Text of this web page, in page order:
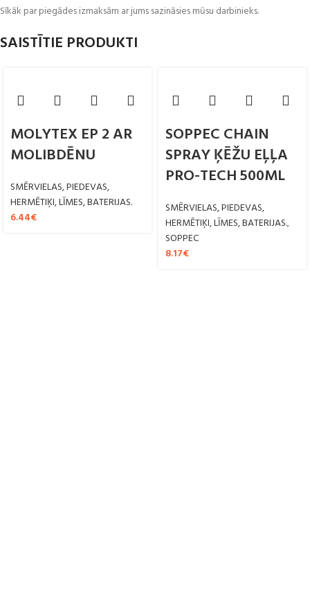
Sīkāk par piegādes izmaksām ar jums sazināsies mūsu darbinieks.
SAISTĪTIE PRODUKTI
MOLYTEX EP 2 AR
MOLIBDĒNU
SMĒRVIELAS, PIEDEVAS,
HERMĒTIĶI, LĪMES, BATERIJAS.
6.44€
SOPPEC CHAIN
SPRAY ĶĒŽU EĻĻA
PRO-TECH 500ML
SMĒRVIELAS, PIEDEVAS,
HERMĒTIĶI, LĪMES, BATERIJAS.,
SOPPEC
8.17€